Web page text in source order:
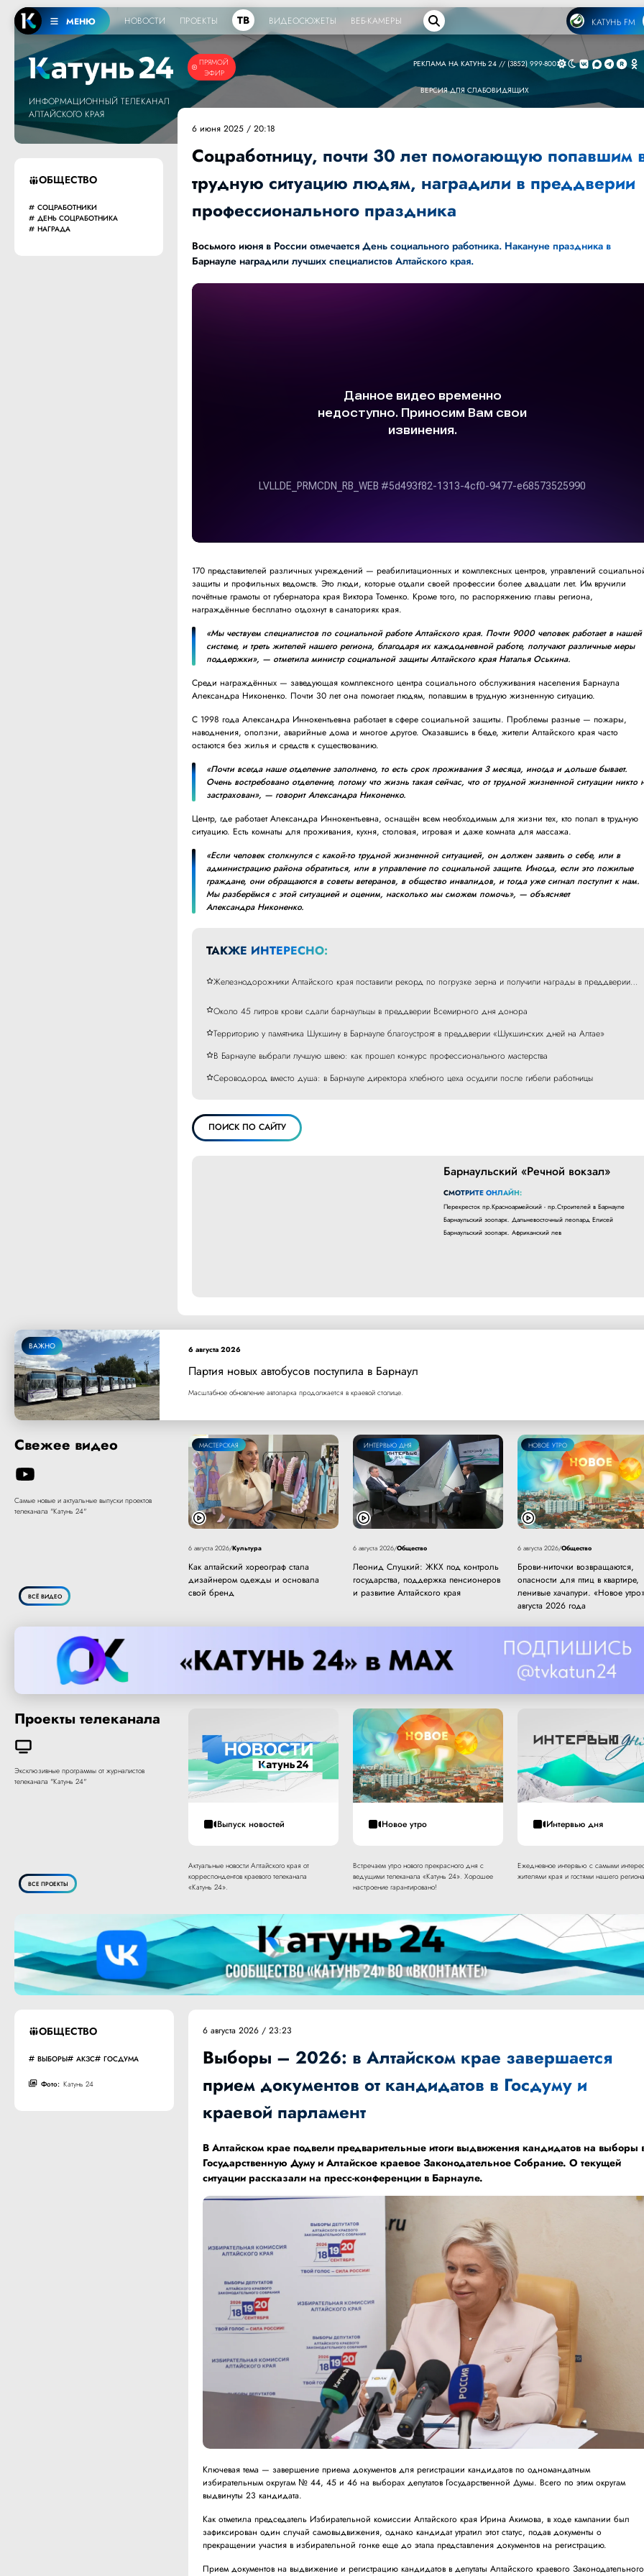
МЕНЮ НОВОСТИ ПРОЕКТЫ ТВ ВИДЕОСЮЖЕТЫ ВЕБ-КАМЕРЫ КАТУНЬ FM
ПРЯМОЙ
ЭФИР
ИНФОРМАЦИОННЫЙ ТЕЛЕКАНАЛ
АЛТАЙСКОГО КРАЯ
РЕКЛАМА НА КАТУНЬ 24 // (3852) 999-800
ВЕРСИЯ ДЛЯ СЛАБОВИДЯЩИХ
ОБЩЕСТВО
СОЦРАБОТНИКИ
ДЕНЬ СОЦРАБОТНИКА
НАГРАДА
6 июня 2025 / 20:18
Соцработницу, почти 30 лет помогающую попавшим
трудную ситуацию людям, наградили в преддверии
профессионального праздника
Восьмого июня в России отмечается День социального работника. Накануне праздника в
Барнауле наградили лучших специалистов Алтайского края.
170 представителей различных учреждений — реабилитационных и комплексных центров, управлений
защиты и профильных ведомств. Это люди, которые отдали своей профессии более двадцати лет. Им вручили
почётные грамоты от губернатора края Виктора Томенко. Кроме того, по распоряжению главы региона,
награждённые бесплатно отдохнут в санаториях края.
«Мы чествуем специалистов по социальной работе Алтайского края. Почти 9000 человек работает в нашей
системе, и треть жителей нашего региона, благодаря их каждодневной работе, получают различные меры
поддержки», — отметила министр социальной защиты Алтайского края Наталья Оськина.
Среди награждённых — заведующая комплексного центра социального обслуживания населения Барнаула
Александра Никоненко. Почти 30 лет она помогает людям, попавшим в трудную жизненную ситуацию.
С 1998 года Александра Иннокентьевна работает в сфере социальной защиты. Проблемы разные — пожары,
наводнения, оползни, аварийные дома и многое другое. Оказавшись в беде, жители Алтайского края часто
остаются без жилья и средств к существованию.
«Почти всегда наше отделение заполнено, то есть срок проживания 3 месяца, иногда и дольше бывает.
Очень востребовано отделение, потому что жизнь такая сейчас, что от трудной жизненной ситуации никто
застрахован», — говорит Александра Никоненко.
Центр, где работает Александра Иннокентьевна, оснащён всем необходимым для жизни тех, кто попал в трудную
ситуацию. Есть комнаты для проживания, кухня, столовая, игровая и даже комната для массажа.
«Если человек столкнулся с какой-то трудной жизненной ситуацией, он должен заявить о себе, или в
администрацию района обратиться, или в управление по социальной защите. Иногда, если это пожилые
граждане, они обращаются в советы ветеранов, в общество инвалидов, и тогда уже сигнал поступит к нам.
Мы разберёмся с этой ситуацией и оценим, насколько мы сможем помочь», — объясняет
Александра Никоненко.
ТАКЖЕ ИНТЕРЕСНО:
Железнодорожники Алтайского края поставили рекорд по погрузке зерна и получили награды в преддверии…
Около 45 литров крови сдали барнаульцы в преддверии Всемирного дня донора
Территорию у памятника Шукшину в Барнауле благоустроят в преддверии «Шукшинских дней на Алтае»
В Барнауле выбрали лучшую швею: как прошел конкурс профессионального мастерства
Сероводород вместо душа: в Барнауле директора хлебного цеха осудили после гибели работницы
ПОИСК ПО САЙТУ
Барнаульский «Речной вокзал»
СМОТРИТЕ ОНЛАЙН:
Перекресток пр.Красноармейский - пр.Строителей в Барнауле
Барнаульский зоопарк. Дальневосточный леопард Елисей
Барнаульский зоопарк. Африканский лев
ВАЖНО 6 августа 2026
Партия новых автобусов поступила в Барнаул
Масштабное обновление автопарка продолжается в краевой столице.
Свежее видео
Самые новые и актуальные выпуски проектов
телеканала "Катунь 24"
ВСЁ ВИДЕО
МАСТЕРСКАЯ
6 августа 2026/Культура
Как алтайский хореограф стала
дизайнером одежды и основала
свой бренд
ИНТЕРВЬЮ ДНЯ
6 августа 2026/Общество
Леонид Слуцкий: ЖКХ под контроль
государства, поддержка пенсионеров
и развитие Алтайского края
НОВОЕ УТРО
6 августа 2026/Общество
Брови-ниточки возвращаются,
опасности для птиц в квартире,
ленивые хачапури. «Новое
августа 2026 года
Проекты телеканала
Эксклюзивные программы от журналистов
телеканала "Катунь 24"
ВСЕ ПРОЕКТЫ
Выпуск новостей
Актуальные новости Алтайского края от
корреспондентов краевого телеканала
«Катунь 24».
Новое утро
Встречаем утро нового прекрасного дня с
ведущими телеканала «Катунь 24». Хорошее
настроение гарантировано!
Интервью дня
Ежедневное интервью с самыми
жителями края и гостями нашего
ОБЩЕСТВО
ВЫБОРЫ АКЗС ГОСДУМА
Фото: Катунь 24
6 августа 2026 / 23:23
Выборы – 2026: в Алтайском крае завершается
прием документов от кандидатов в Госдуму и
краевой парламент
В Алтайском крае подвели предварительные итоги выдвижения кандидатов на выборы
Государственную Думу и Алтайское краевое Законодательное Собрание. О текущей
ситуации рассказали на пресс-конференции в Барнауле.
Ключевая тема — завершение приема документов для регистрации кандидатов по одномандатным
избирательным округам № 44, 45 и 46 на выборах депутатов Государственной Думы. Всего по этим округам
выдвинуты 23 кандидата.
Как отметила председатель Избирательной комиссии Алтайского края Ирина Акимова, в ходе кампании был
зафиксирован один случай самовыдвижения, однако кандидат утратил этот статус, подав документы о
прекращении участия в избирательной гонке еще до этапа представления документов на регистрацию.
Прием документов на выдвижение и регистрацию кандидатов в депутаты Алтайского краевого Законодательного